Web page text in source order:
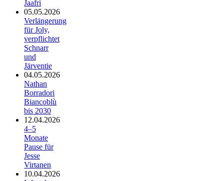
Jaafri
05.05.2026
Verlängerung
für Joly,
verpflichtet
Schnarr
und
Järventie
04.05.2026
Nathan
Borradori
Biancoblù
bis 2030
12.04.2026
4–5
Monate
Pause für
Jesse
Virtanen
10.04.2026